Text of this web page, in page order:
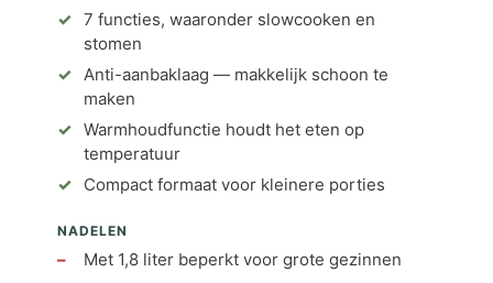
7 functies, waaronder slowcooken en
stomen
Anti-aanbaklaag — makkelijk schoon te
maken
Warmhoudfunctie houdt het eten op
temperatuur
Compact formaat voor kleinere porties
NADELEN
Met 1,8 liter beperkt voor grote gezinnen